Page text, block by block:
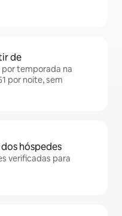
de
por temporada na
por noite, sem
hóspedes
verificadas para